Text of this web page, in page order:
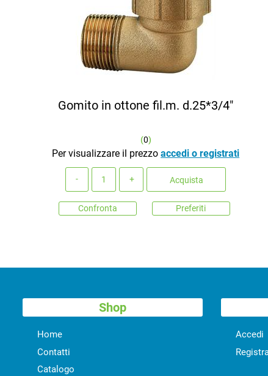
Gomito in ottone fil.m. d.25*3/4"
(0)
Per visualizzare il prezzoaccedi o registrati
Acquista
Confronta Preferiti
Shop
Home
Contatti
Catalogo
Accedi